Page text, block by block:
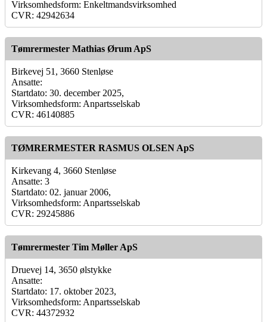
Virksomhedsform: Enkeltmandsvirksomhed
CVR: 42942634
Tømrermester Mathias Ørum ApS
Birkevej 51, 3660 Stenløse
Ansatte:
Startdato: 30. december 2025,
Virksomhedsform: Anpartsselskab
CVR: 46140885
TØMRERMESTER RASMUS OLSEN ApS
Kirkevang 4, 3660 Stenløse
Ansatte: 3
Startdato: 02. januar 2006,
Virksomhedsform: Anpartsselskab
CVR: 29245886
Tømrermester Tim Møller ApS
Druevej 14, 3650 ølstykke
Ansatte:
Startdato: 17. oktober 2023,
Virksomhedsform: Anpartsselskab
CVR: 44372932